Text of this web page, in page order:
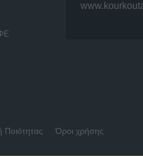
Ποιότητας Όροι χρήσης